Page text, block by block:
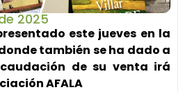
2025
este jueves en la
también se ha dado a
de su venta irá
AFALA